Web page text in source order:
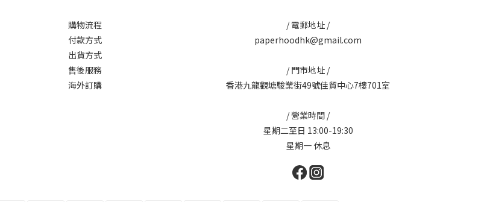
購物流程
付款方式
出貨方式
售後服務
海外訂購
/ 電郵地址 /
paperhoodhk@gmail.com
/ 門市地址 /
香港九龍觀塘駿業街49號佳貿中心7樓701室
/ 營業時間 /
星期二至日 13:00-19:30
星期一 休息